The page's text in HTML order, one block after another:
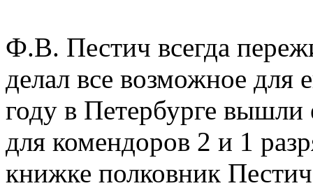
Ф.В. Пестич всегда
делал все возможное для
году в Петербурге вышли
для комендоров 2 и 1
книжке полковник